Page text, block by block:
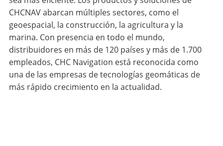
CHCNAV abarcan múltiples sectores, como el
geoespacial, la construcción, la agricultura y la
marina. Con presencia en todo el mundo,
distribuidores en más de 120 países y más de 1.700
empleados, CHC Navigation está reconocida como
una de las empresas de tecnologías geomáticas de
más rápido crecimiento en la actualidad.